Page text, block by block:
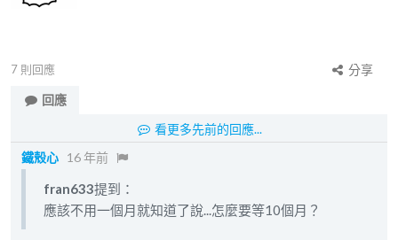
7 則回應
分享
回應
看更多先前的回應...
鐵殼心 16 年前
fran633提到：
應該不用一個月就知道了說...怎麼要等10個月？